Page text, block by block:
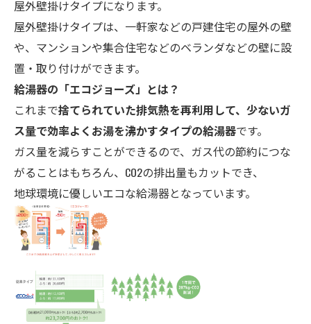
屋外壁掛けタイプになります。
屋外壁掛けタイプは、一軒家などの戸建住宅の屋外の壁
や、マンションや集合住宅などのベランダなどの壁に設
置・取り付けができます。
給湯器の「エコジョーズ」とは？
これまで捨てられていた排気熱を再利用して、少ないガ
ス量で効率よくお湯を沸かすタイプの給湯器です。
ガス量を減らすことができるので、ガス代の節約につな
がることはもちろん、CO2の排出量もカットでき、
地球環境に優しいエコな給湯器となっています。